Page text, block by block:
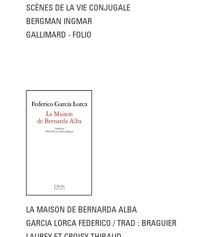
SCÈNES DE LA VIE CONJUGALE
BERGMAN INGMAR
GALLIMARD - FOLIO
LA MAISON DE BERNARDA ALBA
GARCIA LORCA FEDERICO / TRAD : BRAGUIER